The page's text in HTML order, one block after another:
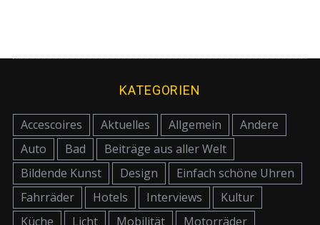
KATEGORIEN
Accescoires Aktuelles Allgemein
Andere
Auto
Bad
Beiträge aus aller Welt
Bildende Kunst
Design
Einfach schöne Uhren
Fahrräder
Hotels Interviews
Kultur
Küche
Licht Mobilität Motorräder